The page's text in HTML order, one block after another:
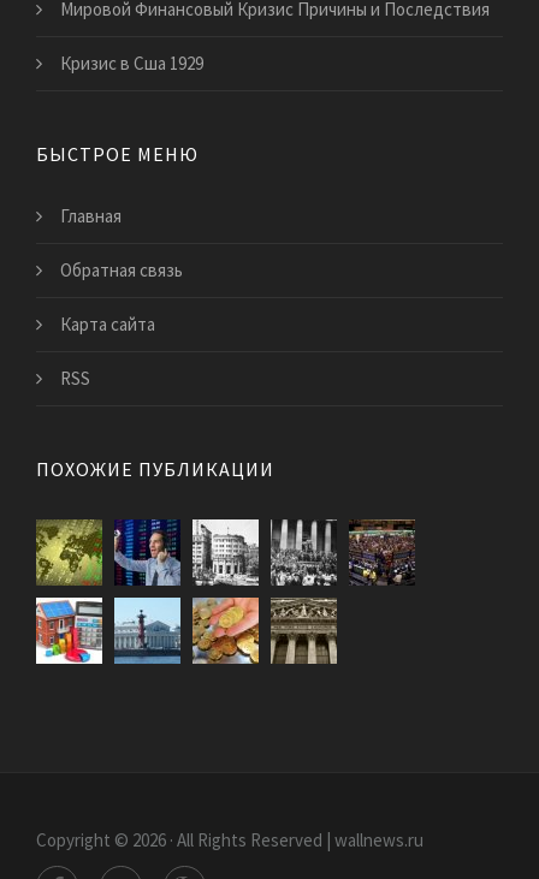
Мировой Финансовый Кризис Причины и Последствия
Кризис в Сша 1929
БЫСТРОЕ МЕНЮ
Главная
Обратная связь
Карта сайта
RSS
ПОХОЖИЕ ПУБЛИКАЦИИ
Copyright © 2026 · All Rights Reserved | wallnews.ru